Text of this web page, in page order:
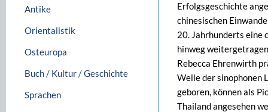
Antike
Orientalistik
Osteuropa
Buch / Kultur / Geschichte
Sprachen
Erfolgsgeschichte
chinesischen
20. Jahrhunderts eine
hinweg
Rebecca Ehrenwirth
Welle der sinophonen
geboren, können als
Thailand angesehen